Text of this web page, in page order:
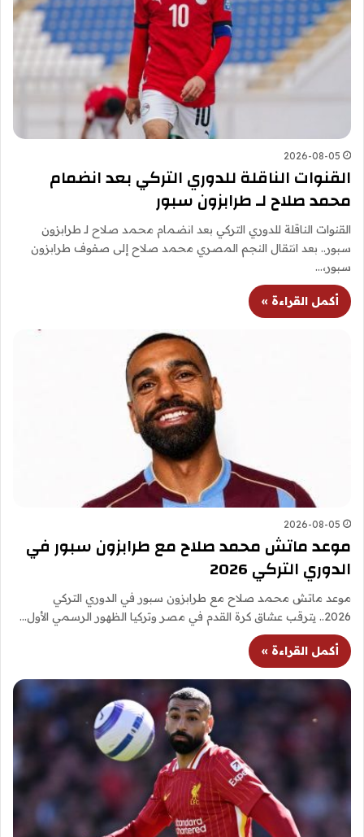
2026-08-05
القنوات الناقلة للدوري التركي بعد انضمام
محمد صلاح لـ طرابزون سبور
القنوات الناقلة للدوري التركي بعد انضمام محمد صلاح لـ طرابزون
سبور.. بعد انتقال النجم المصري محمد صلاح إلى صفوف طرابزون
سبور،…
أكمل القراءة »
2026-08-05
موعد ماتش محمد صلاح مع طرابزون سبور في
الدوري التركي 2026
موعد ماتش محمد صلاح مع طرابزون سبور في الدوري التركي
2026.. يترقب عشاق كرة القدم في مصر وتركيا الظهور الرسمي الأول…
أكمل القراءة »